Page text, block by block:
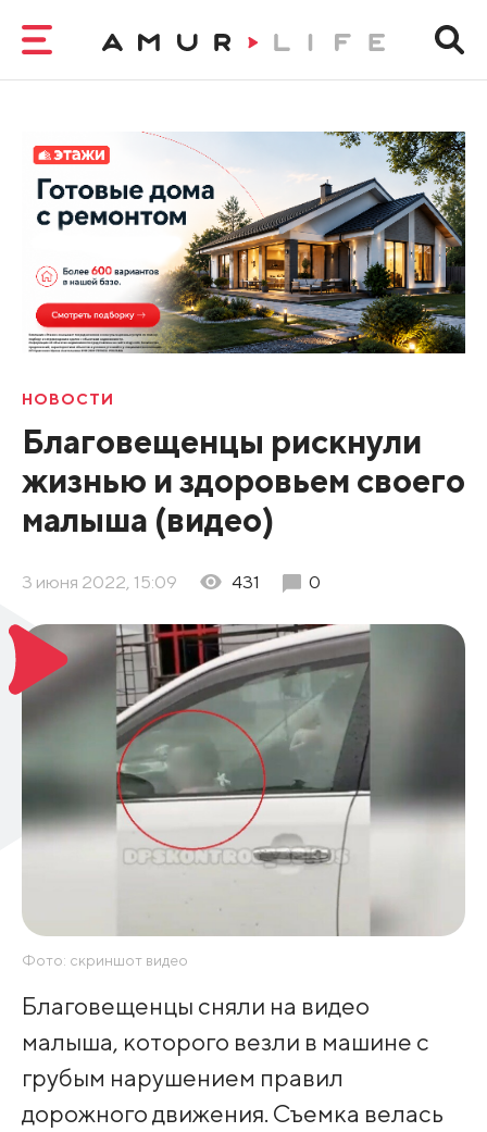
НОВОСТИ
Благовещенцы рискнули
жизнью и здоровьем своего
малыша (видео)
3 июня 2022, 15:09 431 0
Фото: скриншот видео
Благовещенцы сняли на видео
малыша, которого везли в машине с
грубым нарушением правил
дорожного движения. Съемка велась